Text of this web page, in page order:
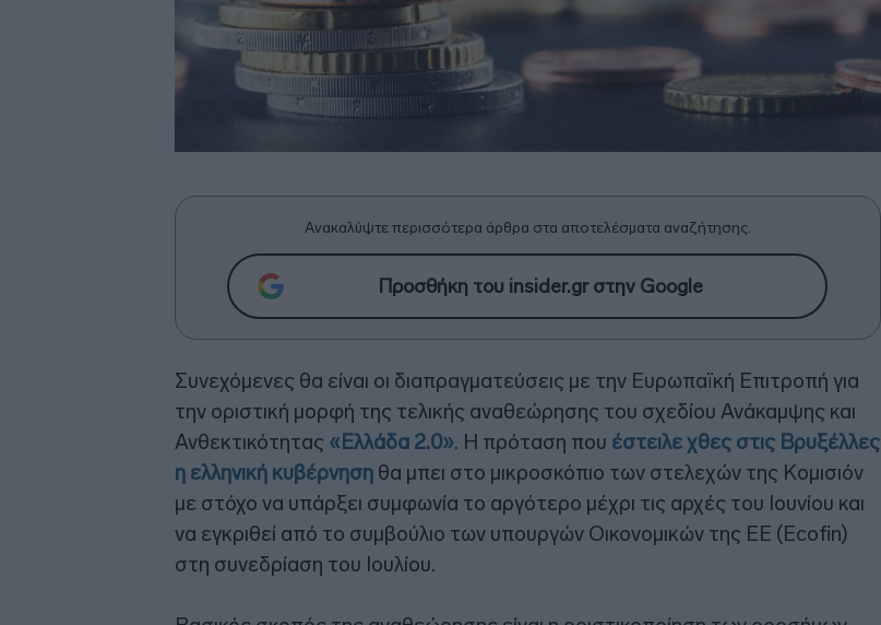
Ανακαλύψτε περισσότερα άρθρα στα αποτελέσματα αναζήτησης.
Προσθήκη του insider.gr στην Google
Συνεχόμενες θα είναι οι διαπραγματεύσεις με την Ευρωπαϊκή Επιτροπή για
την οριστική μορφή της τελικής αναθεώρησης του σχεδίου Ανάκαμψης και
Ανθεκτικότητας «Ελλάδα 2.0». Η πρόταση που έστειλε χθες στις Βρυξέλλες
η ελληνική κυβέρνηση θα μπει στο μικροσκόπιο των στελεχών της Κομισιόν
με στόχο να υπάρξει συμφωνία το αργότερο μέχρι τις αρχές του Ιουνίου και
να εγκριθεί από το συμβούλιο των υπουργών Οικονομικών της ΕΕ (Ecofin)
στη συνεδρίαση του Ιουλίου.